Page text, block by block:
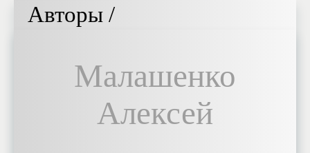
Авторы /
Малашенко
Алексей